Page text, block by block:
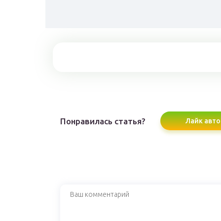
Понравилась статья? Лайк